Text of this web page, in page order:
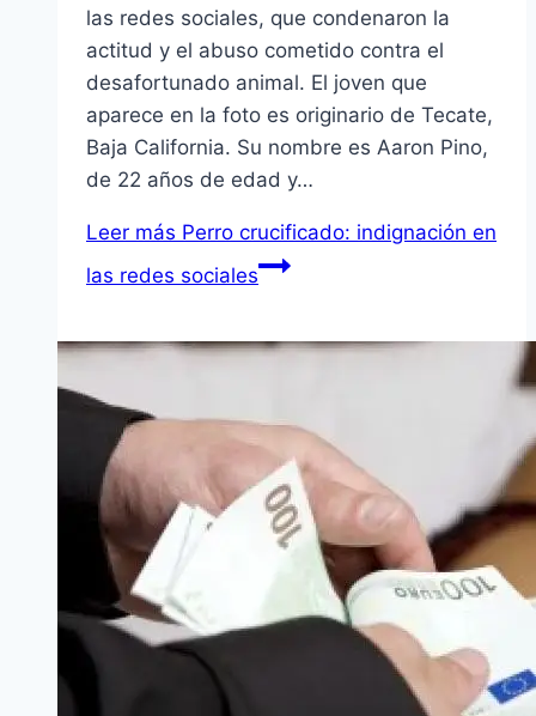
las redes sociales, que condenaron la
actitud y el abuso cometido contra el
desafortunado animal. El joven que
aparece en la foto es originario de Tecate,
Baja California. Su nombre es Aaron Pino,
de 22 años de edad y…
Leer más Perro crucificado: indignación en
las redes sociales